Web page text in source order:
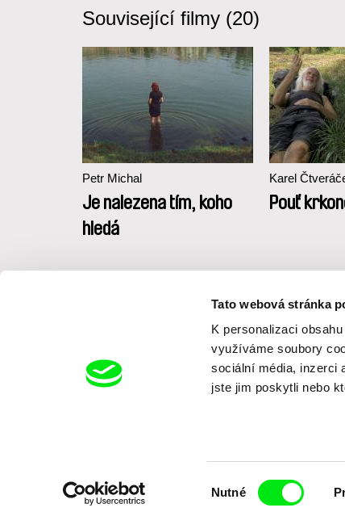
Tato webová stránka
K personalizaci
využíváme soubory
sociální média, inzerci
jste jim poskytli nebo
Nutné
Související filmy (20)
Petr Michal
Je nalezena tím, koho
hledá
Karel
Pouť